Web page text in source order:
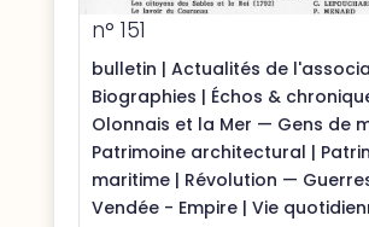
n° 151
bulletin | Actualités de
Biographies | Échos &
Olonnais et la Mer — Gens de
Patrimoine architectural |
maritime| Révolution —
Vendée - Empire| Vie